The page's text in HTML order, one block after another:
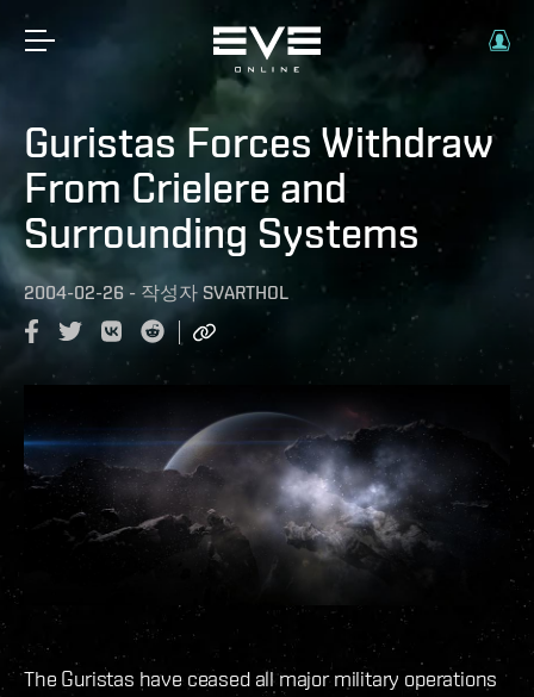
Guristas Forces Withdraw
From Crielere and
Surrounding Systems
2004-02-26 - 작성자 SVARTHOL
The Guristas have ceased all major military operations